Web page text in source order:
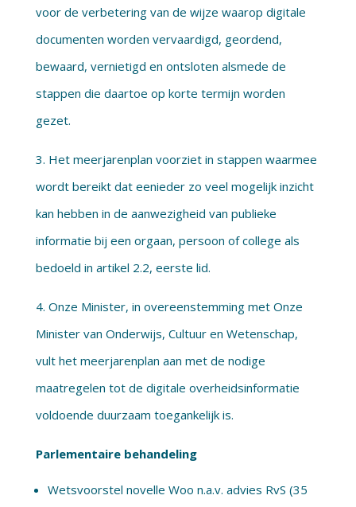
voor de verbetering van de wijze waarop digitale
documenten worden vervaardigd, geordend,
bewaard, vernietigd en ontsloten alsmede de
stappen die daartoe op korte termijn worden
gezet.
3. Het meerjarenplan voorziet in stappen waarmee
wordt bereikt dat eenieder zo veel mogelijk inzicht
kan hebben in de aanwezigheid van publieke
informatie bij een orgaan, persoon of college als
bedoeld in artikel 2.2, eerste lid.
4. Onze Minister, in overeenstemming met Onze
Minister van Onderwijs, Cultuur en Wetenschap,
vult het meerjarenplan aan met de nodige
maatregelen tot de digitale overheidsinformatie
voldoende duurzaam toegankelijk is.
Parlementaire behandeling
Wetsvoorstel novelle Woo n.a.v. advies RvS (35